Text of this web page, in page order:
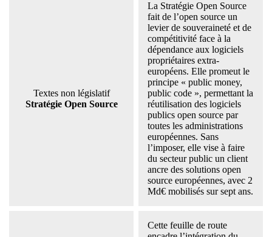
Textes non législatif
Stratégie Open Source
La Stratégie Open Source
fait de l’open source un
levier de souveraineté et de
compétitivité face à la
dépendance aux logiciels
propriétaires extra-
européens. Elle promeut le
principe « public money,
public code », permettant la
réutilisation des logiciels
publics open source par
toutes les administrations
européennes. Sans
l’imposer, elle vise à faire
du secteur public un client
ancre des solutions open
source européennes, avec 2
Md€ mobilisés sur sept ans.
Cette feuille de route